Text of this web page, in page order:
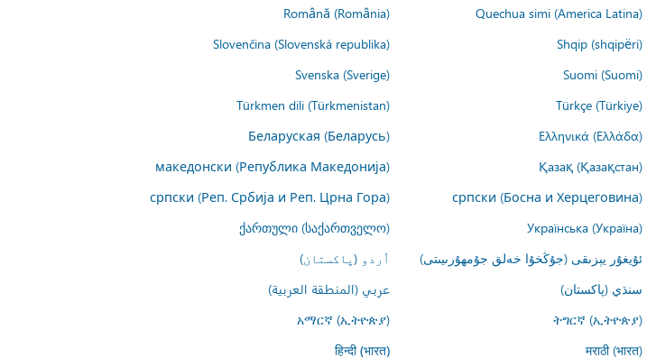
Quechua simi (America Latina)
Română (România)
Shqip (shqipëri)
Slovenčina (Slovenská republika)
Suomi (Suomi)
Svenska (Sverige)
Türkçe (Türkiye)
Türkmen dili (Türkmenistan)
Ελληνικά (Ελλάδα)
Беларуская (Беларусь)
Қазақ (Қазақстан)
македонски (Република Македонија)
српски (Босна и Херцеговина)
српски (Реп. Србија и Реп. Црна Гора)
Українська (Україна)
ქართული (საქართველო)
ئۇيغۇر يېزىقى (جۇڭخۇا خەلق جۇمھۇرىيىتى)
اُردو (پاکستان)
سنڌي (پاکستان)
عربي (المنطقة العربية)
ትግርኛ (ኢትዮጵያ)
አማርኛ (ኢትዮጵያ)
मराठी (भारत)
हिन्दी (भारत)